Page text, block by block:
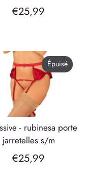
€25,99
jarretelles s/m
€25,99
Épuisé